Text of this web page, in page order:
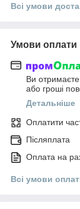
Всі умови
Умови оплати
Ви
або гроші
Детальніше
Оплатити
Післяплата
Оплата на
Всі умови